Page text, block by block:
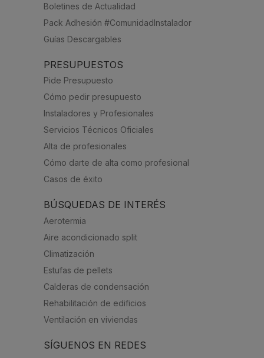
Boletines de Actualidad
Pack Adhesión #ComunidadInstalador
Guías Descargables
PRESUPUESTOS
Pide Presupuesto
Cómo pedir presupuesto
Instaladores y Profesionales
Servicios Técnicos Oficiales
Alta de profesionales
Cómo darte de alta como profesional
Casos de éxito
BÚSQUEDAS DE INTERÉS
Aerotermia
Aire acondicionado split
Climatización
Estufas de pellets
Calderas de condensación
Rehabilitación de edificios
Ventilación en viviendas
SÍGUENOS EN REDES